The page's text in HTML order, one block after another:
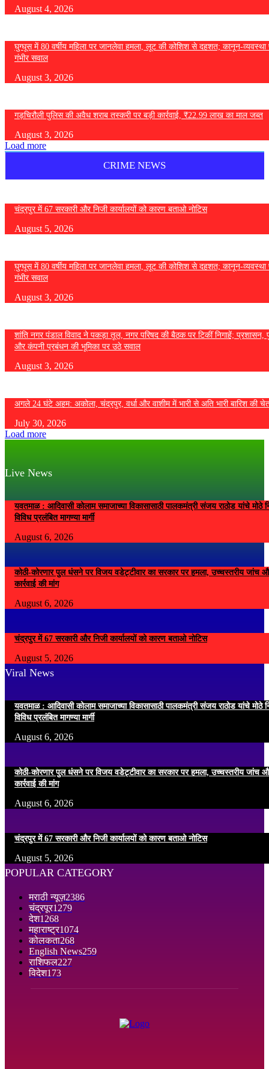
August 4, 2026
घुग्घूस में 80 वर्षीय महिला पर जानलेवा हमला, लूट की कोशिश से दहशत; कानून-व्यवस्था
गंभीर सवाल
August 3, 2026
गड़चिरौली पुलिस की अवैध शराब तस्करी पर बड़ी कार्रवाई, ₹22.99 लाख का माल जब्त
August 3, 2026
Load more
CRIME NEWS
चंद्रपुर में 67 सरकारी और निजी कार्यालयों को कारण बताओ नोटिस
August 5, 2026
घुग्घूस में 80 वर्षीय महिला पर जानलेवा हमला, लूट की कोशिश से दहशत; कानून-व्यवस्था
गंभीर सवाल
August 3, 2026
शांति नगर पंडाल विवाद ने पकड़ा तूल, नगर परिषद की बैठक पर टिकीं निगाहें; प्रशासन,
और कंपनी प्रबंधन की भूमिका पर उठे सवाल
August 3, 2026
अगले 24 घंटे अहम: अकोला, चंद्रपुर, वर्धा और वाशीम में भारी से अति भारी बारिश की
July 30, 2026
Load more
Live News
यवतमाळ : आदिवासी कोलाम समाजाच्या विकासासाठी पालकमंत्री संजय राठोड यांचे मोठे
विविध प्रलंबित मागण्या मार्गी
August 6, 2026
कोठी-कोरणार पुल धंसने पर विजय वडेट्टीवार का सरकार पर हमला, उच्चस्तरीय जांच
कार्रवाई की मांग
August 6, 2026
चंद्रपुर में 67 सरकारी और निजी कार्यालयों को कारण बताओ नोटिस
August 5, 2026
Viral News
यवतमाळ : आदिवासी कोलाम समाजाच्या विकासासाठी पालकमंत्री संजय राठोड यांचे मोठे
विविध प्रलंबित मागण्या मार्गी
August 6, 2026
कोठी-कोरणार पुल धंसने पर विजय वडेट्टीवार का सरकार पर हमला, उच्चस्तरीय जांच
कार्रवाई की मांग
August 6, 2026
चंद्रपुर में 67 सरकारी और निजी कार्यालयों को कारण बताओ नोटिस
August 5, 2026
POPULAR CATEGORY
मराठी न्यूज़2386
चंद्रपूर1279
देश1268
महाराष्ट्र1074
कोलकता268
English News259
राशिफल227
विदेश173